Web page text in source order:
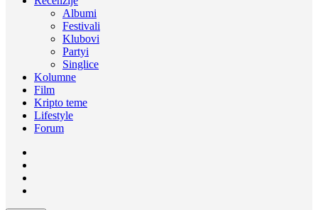
Albumi
Festivali
Klubovi
Partyi
Singlice
Kolumne
Film
Kripto teme
Lifestyle
Forum